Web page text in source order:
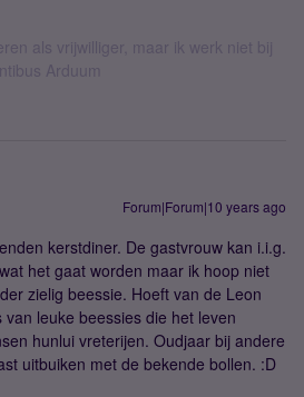
als vrijwilliger, maar ik werk niet bij
Arduum
Forum|Forum|10 years ago
kerstdiner. De gastvrouw kan i.i.g.
het gaat worden maar ik hoop niet
zielig beessie. Hoeft van de Leon
leuke beessies die het leven
hunlui vreterijen. Oudjaar bij andere
uitbuiken met de bekende bollen. :D